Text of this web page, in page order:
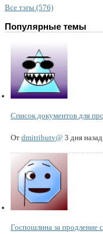
Все тэгы (576)
Популярные темы
Список документов для
От dmitributv@ 3 дня назад
Госпошлина за продление